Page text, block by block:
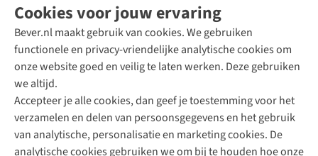
Cookies voor jouw ervaring
Bever.nl maakt gebruik van cookies. We gebruiken
functionele en privacy-vriendelijke analytische cookies om
onze website goed en veilig te laten werken. Deze gebruiken
we altijd.
Accepteer je alle cookies, dan geef je toestemming voor het
verzamelen en delen van persoonsgegevens en het gebruik
van analytische, personalisatie en marketing cookies. De
analytische cookies gebruiken we om bij te houden hoe onze
Direct advies van een Buitenexpert
+31 (0)85 888 50 88
+31 6 12 28 49 80